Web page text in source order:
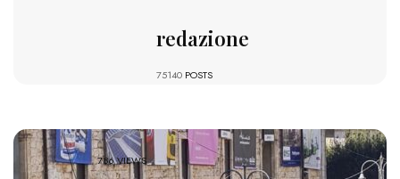
redazione
75140 POSTS
786 VIEWS